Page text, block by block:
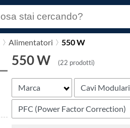
Alimentatori 550 W
550 W (22 prodotti)
Marca Cavi Modulari
PFC (Power Factor Correction)